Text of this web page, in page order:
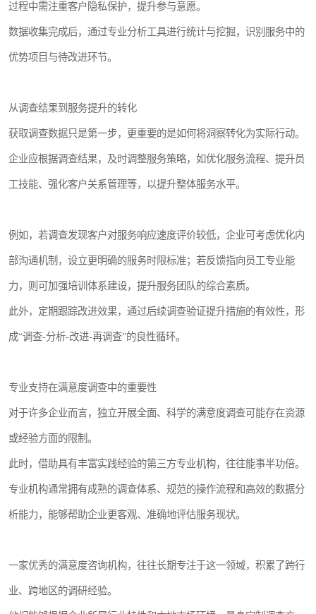
过程中需注重客户隐私保护，提升参与意愿。
数据收集完成后，通过专业分析工具进行统计与挖掘，识别服务中的
优势项目与待改进环节。
从调查结果到服务提升的转化
获取调查数据只是第一步，更重要的是如何将洞察转化为实际行动。
企业应根据调查结果，及时调整服务策略，如优化服务流程、提升员
工技能、强化客户关系管理等，以提升整体服务水平。
例如，若调查发现客户对服务响应速度评价较低，企业可考虑优化内
部沟通机制，设立更明确的服务时限标准；若反馈指向员工专业能
力，则可加强培训体系建设，提升服务团队的综合素质。
此外，定期跟踪改进效果，通过后续调查验证提升措施的有效性，形
成“调查-分析-改进-再调查”的良性循环。
专业支持在满意度调查中的重要性
对于许多企业而言，独立开展全面、科学的满意度调查可能存在资源
或经验方面的限制。
此时，借助具有丰富实践经验的第三方专业机构，往往能事半功倍。
专业机构通常拥有成熟的调查体系、规范的操作流程和高效的数据分
析能力，能够帮助企业更客观、准确地评估服务现状。
一家优秀的满意度咨询机构，往往长期专注于这一领域，积累了跨行
业、跨地区的调研经验。